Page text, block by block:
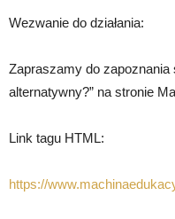
Wezwanie do działania:
Zapraszamy do zapoznania
alternatywny?” na stronie
Link tagu HTML:
https://